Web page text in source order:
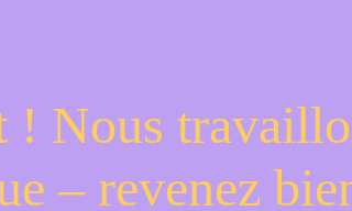
! Nous
– revenez